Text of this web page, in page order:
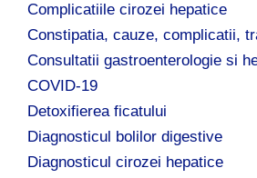
Complicatiile cirozei hepatice
Constipatia, cauze, complicatii,
Consultatii gastroenterologie si
COVID-19
Detoxifierea ficatului
Diagnosticul bolilor digestive
Diagnosticul cirozei hepatice